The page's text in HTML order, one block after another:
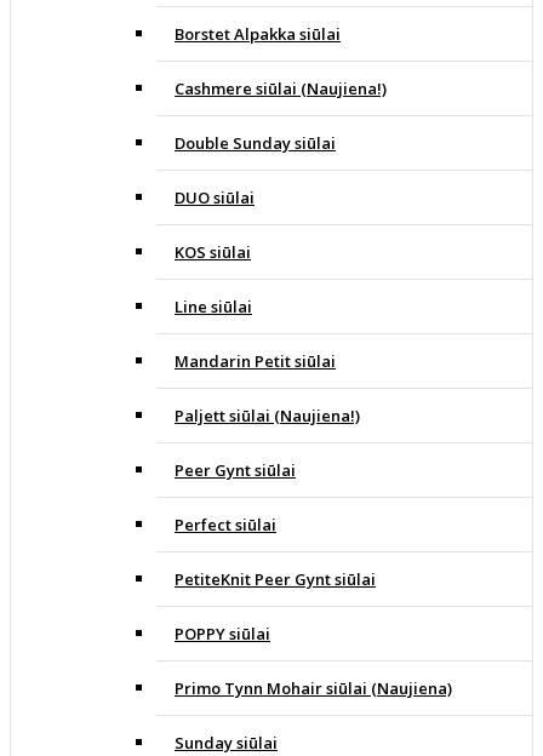
Borstet Alpakka siūlai
Cashmere siūlai (Naujiena!)
Double Sunday siūlai
DUO siūlai
KOS siūlai
Line siūlai
Mandarin Petit siūlai
Paljett siūlai (Naujiena!)
Peer Gynt siūlai
Perfect siūlai
PetiteKnit Peer Gynt siūlai
POPPY siūlai
Primo Tynn Mohair siūlai (Naujiena)
Sunday siūlai